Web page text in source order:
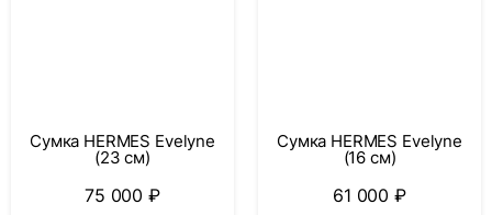
Сумка HERMES Evelyne
(23 см)
75 000₽
Сумка HERMES Evelyne
(16 см)
61 000₽